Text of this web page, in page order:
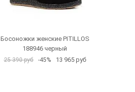
Босоножки женские PITILLOS
188946 черный
25 390 руб -45% 13 965 руб